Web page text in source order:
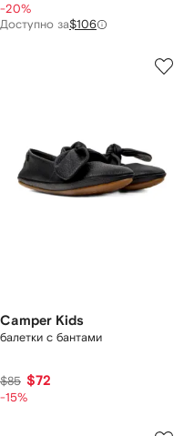
-20%
Доступно за$106
Camper Kids
балетки с бантами
$85 $72
-15%